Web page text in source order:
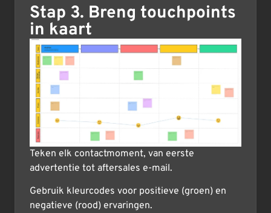
Stap 3. Breng touchpoints
in kaart
Teken elk contactmoment, van eerste
advertentie tot aftersales e-mail.
Gebruik kleurcodes voor positieve (groen) en
negatieve (rood) ervaringen.